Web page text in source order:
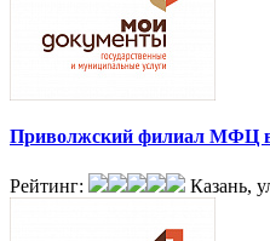
Приволжский филиал МФЦ
Рейтинг: Казань,